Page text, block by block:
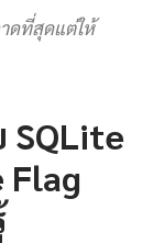
ดที่สุดแต่ให้
SQLite